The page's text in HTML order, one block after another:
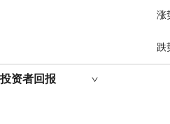
涨
跌
投资者回报